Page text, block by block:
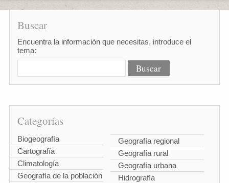
Buscar
Encuentra la información que necesitas, introduce el
tema:
Categorías
Biogeografía
Cartografía
Climatología
Geografía de la población
Geografía regional
Geografía rural
Geografía urbana
Hidrografía